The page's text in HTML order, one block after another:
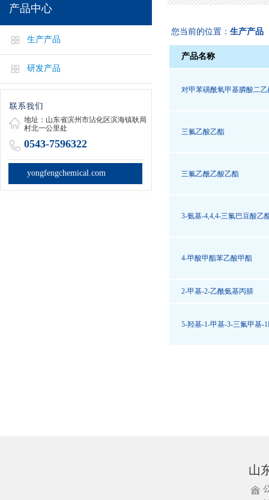
产品中心
生产产品
研发产品
地址：山东省滨州市沾化区滨海镇耿局
村北一公里处
0543-7596322
yongfengchemical.com
您当前的位置： 生产产品
产品名称
对甲苯磺酰氧甲基膦酸二
三氟乙酸乙酯
三氟乙酰乙酸乙酯
3-氨基-4,4,4-三氟巴豆酸乙
4-甲酸甲酯苯乙酸甲酯
2-甲基-2-乙酰氨基丙腈
5-羟基-1-甲基-3-三氟甲基-
山
公